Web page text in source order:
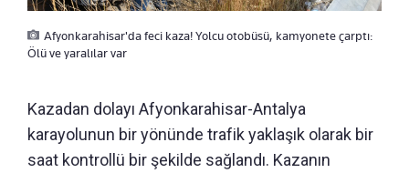
Afyonkarahisar'da feci kaza! Yolcu otobüsü, kamyonete çarptı:
Ölü ve yaralılar var
Kazadan dolayı Afyonkarahisar-Antalya
karayolunun bir yönünde trafik yaklaşık olarak bir
saat kontrollü bir şekilde sağlandı. Kazanın